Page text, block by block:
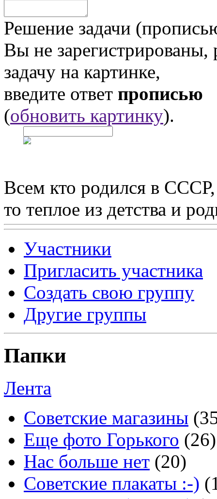
Решение задачи
Вы не
задачу на картинке,
введите ответ прописью
(обновить картинку).
Всем кто родился в
то теплое из детства и
Участники
Пригласить участника
Создать свою группу
Другие группы
Папки
Лента
Советские магазины
Еще фото Горького (26)
Нас больше нет (20)
Советские плакаты :-)